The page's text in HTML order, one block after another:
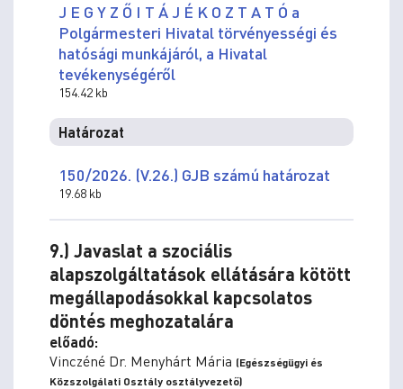
J E G Y Z Ő I T Á J É K O Z T A T Ó a
Polgármesteri Hivatal törvényességi és
hatósági munkájáról, a Hivatal
tevékenységéről
154.42 kb
Határozat
150/2026. (V.26.) GJB számú határozat
19.68 kb
9.) Javaslat a szociális
alapszolgáltatások ellátására kötött
megállapodásokkal kapcsolatos
döntés meghozatalára
előadó:
Vinczéné Dr. Menyhárt Mária (Egészségügyi és
Közszolgálati Osztály osztályvezető)